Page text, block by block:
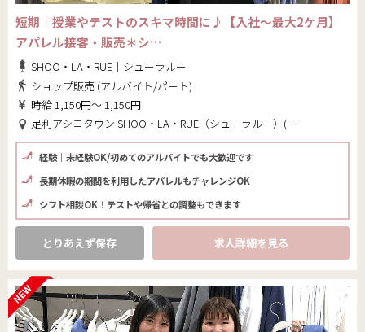
短期｜授業やテストのスキマ時間に♪【入社～最大2ケ月】
アパレル接客・販売＊シ…
SHOO・LA・RUE｜シューラルー
ショップ販売 (アルバイト/パート)
時給 1,150円～ 1,150円
足利アシコタウン SHOO・LA・RUE（シューラルー）(栃木県 足利市)
経験｜未経験OK/初めてのアルバイトでも大歓迎です
長期休暇の期間を利用したアパレルもチャレンジOK
シフト相談OK！テストや帰省との調整もできます
とりあえず保存 求人詳細を見る